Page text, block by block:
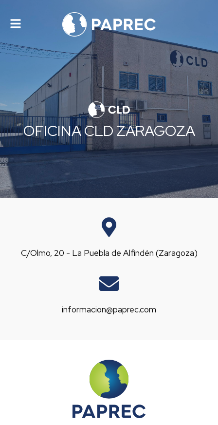
Alternar
navegación
OFICINA CLD ZARAGOZA
C/Olmo, 20 - La Puebla de Alfindén (Zaragoza)
informacion@paprec.com